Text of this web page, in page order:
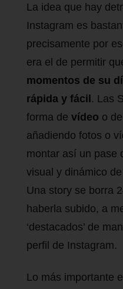
La idea que hay
Instagram es
precisamente por
era el de permitir
momentos de su
rápida y fácil. Las
forma de vídeo o de
añadiendo fotos o
montar así un pase
visual y dinámico
Una story se borra
haberla subido, a
‘destacados’ de
perfil de Instagram.
Lo más importante